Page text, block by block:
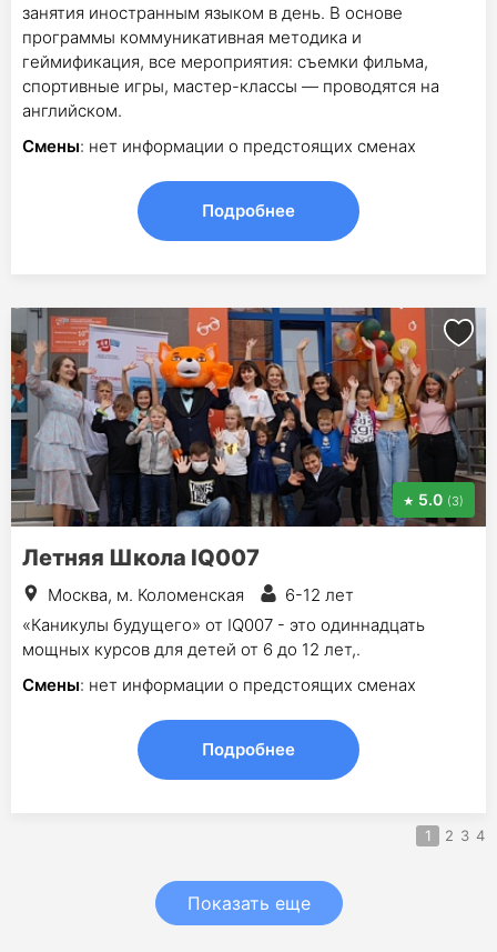
занятия иностранным языком в день. В основе
программы коммуникативная методика и
геймификация, все мероприятия: съемки фильма,
спортивные игры, мастер-классы — проводятся на
английском.
Смены: нет информации о предстоящих сменах
Подробнее
5.0 (3)
Летняя Школа IQ007
Москва, м. Коломенская
6-12 лет
«Каникулы будущего» от IQ007 - это одиннадцать
мощных курсов для детей от 6 до 12 лет,.
Смены: нет информации о предстоящих сменах
Подробнее
1 2 3 4
Показать еще